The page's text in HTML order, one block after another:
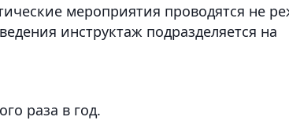
мероприятия проводятся не
инструктаж подразделяется на
раза в год.